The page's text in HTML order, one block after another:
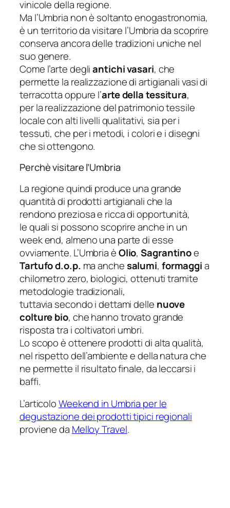
vinicole della regione.
Ma l’Umbria non è soltanto enogastronomia,
è un territorio da visitare l’Umbria da scoprire
conserva ancora delle tradizioni uniche nel
suo genere.
Come l’arte degliantichi vasari, che
permette la realizzazione di artigianali vasi di
terracotta oppure l’arte della tessitura,
per la realizzazione del patrimonio tessile
locale con alti livelli qualitativi, sia per i
tessuti, che per i metodi, i colori e i disegni
che si ottengono.
Perchè visitare l’Umbria
La regione quindi produce una grande
quantità di prodotti artigianali che la
rendono preziosa e ricca di opportunità,
le quali si possono scoprire anche in un
week end, almeno una parte di esse
ovviamente. L’Umbria èOlio,Sagrantinoe
Tartufo d.o.p. ma anchesalumi, formaggia
chilometro zero, biologici, ottenuti tramite
metodologie tradizionali,
tuttavia secondo i dettami delle nuove
colture bio, che hanno trovato grande
risposta tra i coltivatori umbri.
Lo scopo è ottenere prodotti di alta qualità,
nel rispetto dell’ambiente e della natura che
ne permette il risultato finale, da leccarsi i
baffi.
L’articoloWeekend in Umbria per le
degustazione dei prodotti tipici regionali
proviene da Melloy Travel.